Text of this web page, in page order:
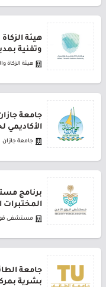
هيئة
وتقنية
هيئة الزكاة
جامعة
الأكاديمي
جامعة جازان
برنامج
المختبرات
مستشفى
جامعة
بشرية